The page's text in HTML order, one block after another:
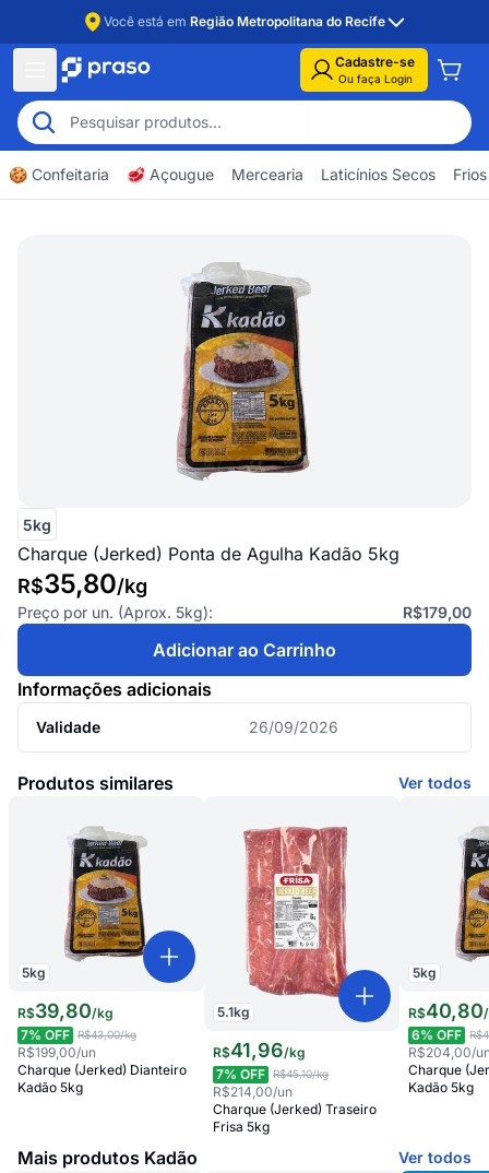
Você está em Região Metropolitana do Recife
Cadastre-se
Ou faça Login
🍪 Confeitaria 🥩 Açougue Mercearia Laticínios Secos
Informações adicionais
Validade 26/09/2026
5kg
Charque (Jerked) Ponta de Agulha Kadão 5kg
R$35,80/kg
Preço por un. (Aprox. 5kg): R$179,00
Adicionar ao Carrinho
Produtos similares Ver todos
5kg
R$39,80/kg
7% OFF R$43,00/kg
R$199,00/un
Charque (Jerked) Dianteiro
Kadão 5kg
5.1kg
R$41,96/kg
7% OFF R$45,10/kg
R$214,00/un
Charque (Jerked) Traseiro
Frisa 5kg
5kg
R$40,80/
6% OFF
R$204,00/
Charque
Kadão 5kg
Mais produtos Kadão Ver todos